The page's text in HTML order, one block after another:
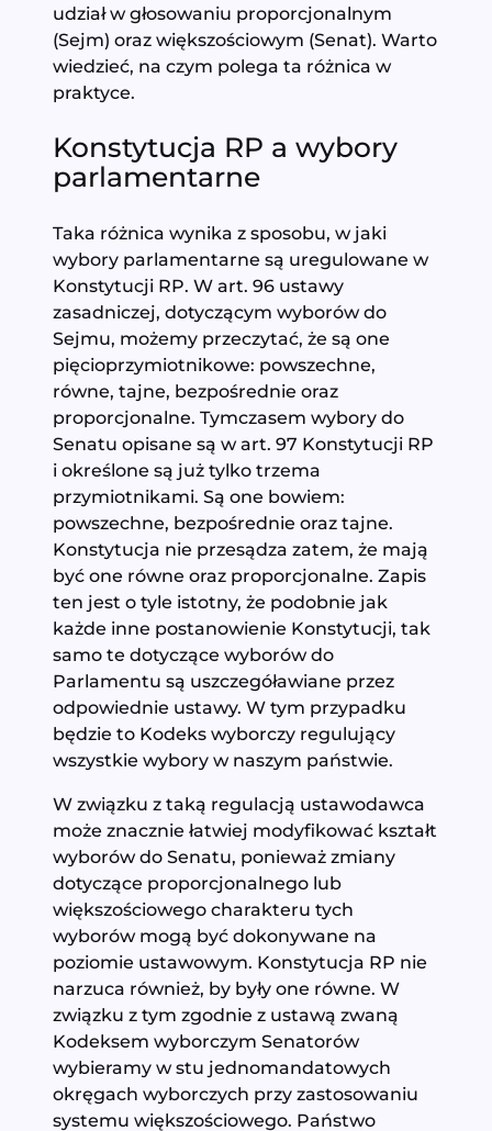
udział w głosowaniu proporcjonalnym
(Sejm) oraz większościowym (Senat). Warto
wiedzieć, na czym polega ta różnica w
praktyce.
Konstytucja RP a wybory
parlamentarne
Taka różnica wynika z sposobu, w jaki
wybory parlamentarne są uregulowane w
Konstytucji RP. W art. 96 ustawy
zasadniczej, dotyczącym wyborów do
Sejmu, możemy przeczytać, że są one
pięcioprzymiotnikowe: powszechne,
równe, tajne, bezpośrednie oraz
proporcjonalne. Tymczasem wybory do
Senatu opisane są w art. 97 Konstytucji RP
i określone są już tylko trzema
przymiotnikami. Są one bowiem:
powszechne, bezpośrednie oraz tajne.
Konstytucja nie przesądza zatem, że mają
być one równe oraz proporcjonalne. Zapis
ten jest o tyle istotny, że podobnie jak
każde inne postanowienie Konstytucji, tak
samo te dotyczące wyborów do
Parlamentu są uszczegóławiane przez
odpowiednie ustawy. W tym przypadku
będzie to Kodeks wyborczy regulujący
wszystkie wybory w naszym państwie.
W związku z taką regulacją ustawodawca
może znacznie łatwiej modyfikować kształt
wyborów do Senatu, ponieważ zmiany
dotyczące proporcjonalnego lub
większościowego charakteru tych
wyborów mogą być dokonywane na
poziomie ustawowym. Konstytucja RP nie
narzuca również, by były one równe. W
związku z tym zgodnie z ustawą zwaną
Kodeksem wyborczym Senatorów
wybieramy w stu jednomandatowych
okręgach wyborczych przy zastosowaniu
systemu większościowego. Państwo